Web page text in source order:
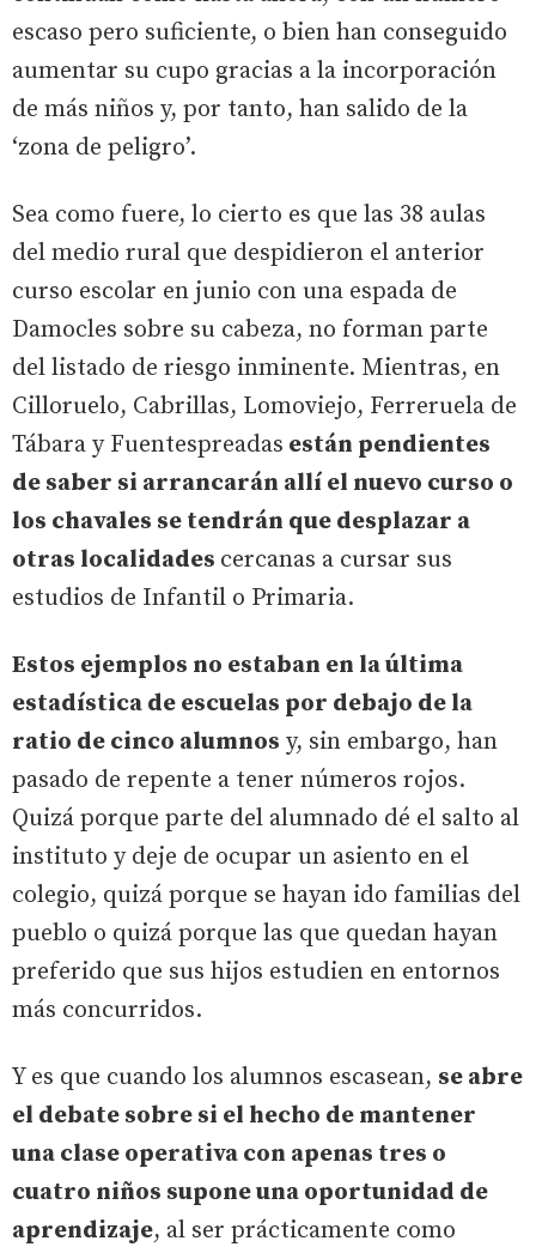
escaso pero suficiente, o bien han conseguido
aumentar su cupo gracias a la incorporación
de más niños y, por tanto, han salido de la
‘zona de peligro’.
Sea como fuere, lo cierto es que las 38 aulas
del medio rural que despidieron el anterior
curso escolar en junio con una espada de
Damocles sobre su cabeza, no forman parte
del listado de riesgo inminente. Mientras, en
Cilloruelo, Cabrillas, Lomoviejo, Ferreruela de
Tábara y Fuentespreadas están pendientes
de saber si arrancarán allí el nuevo curso o
los chavales se tendrán que desplazar a
otras localidades cercanas a cursar sus
estudios de Infantil o Primaria.
Estos ejemplos no estaban en la última
estadística de escuelas por debajo de la
ratio de cinco alumnos y, sin embargo, han
pasado de repente a tener números rojos.
Quizá porque parte del alumnado dé el salto al
instituto y deje de ocupar un asiento en el
colegio, quizá porque se hayan ido familias del
pueblo o quizá porque las que quedan hayan
preferido que sus hijos estudien en entornos
más concurridos.
Y es que cuando los alumnos escasean, se abre
el debate sobre si el hecho de mantener
una clase operativa con apenas tres o
cuatro niños supone una oportunidad de
aprendizaje, al ser prácticamente como